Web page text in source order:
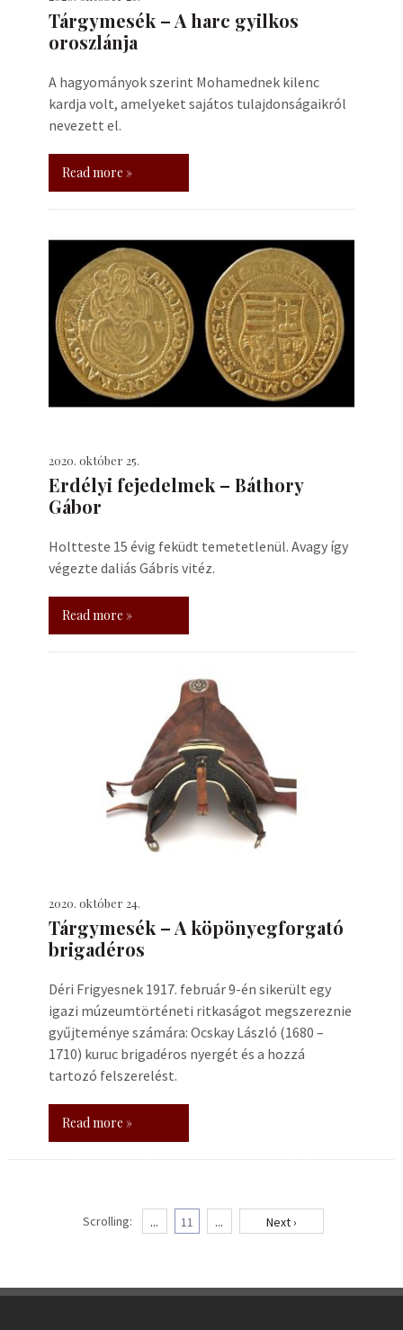
Tárgymesék – A harc gyilkos
oroszlánja
A hagyományok szerint Mohamednek kilenc
kardja volt, amelyeket sajátos tulajdonságaikról
nevezett el.
Read more »
2020. október 25.
Erdélyi fejedelmek – Báthory
Gábor
Holtteste 15 évig feküdt temetetlenül. Avagy így
végezte daliás Gábris vitéz.
Read more »
2020. október 24.
Tárgymesék – A köpönyegforgató
brigadéros
Déri Frigyesnek 1917. február 9-én sikerült egy
igazi múzeumtörténeti ritkaságot megszereznie
gyűjteménye számára: Ocskay László (1680 –
1710) kuruc brigadéros nyergét és a hozzá
tartozó felszerelést.
Read more »
Scrolling: ... 11 ... Next ›